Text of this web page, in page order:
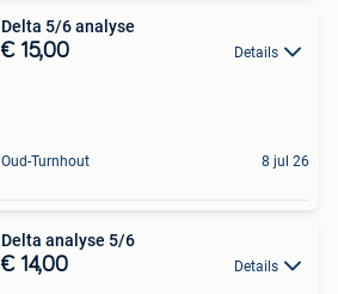
Delta 5/6 analyse
€ 15,00 Details
Oud-Turnhout 8 jul 26
Delta analyse 5/6
€ 14,00 Details